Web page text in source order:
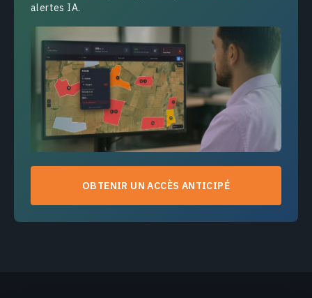
alertes IA.
OBTENIR UN ACCÈS ANTICIPÉ